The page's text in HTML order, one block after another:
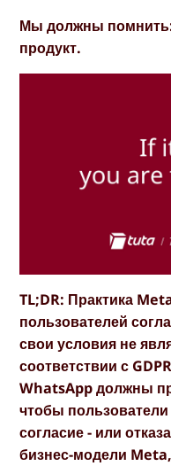
Мы должны помнить:
продукт.
TL;DR: Практика
пользователей
свои условия не
соответствии с
WhatsApp должны
чтобы
согласие - или
бизнес-модели